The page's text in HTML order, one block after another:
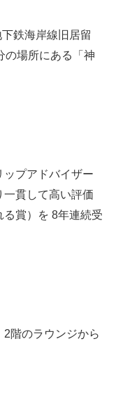
鉄海岸線旧居留
の場所にある「神
プアドバイザー
貫して高い評価
賞）を 8年連続受
階のラウンジから